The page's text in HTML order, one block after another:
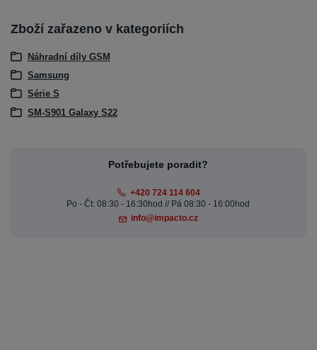
Zboží zařazeno v kategoriích
Náhradní díly GSM
Samsung
Série S
SM-S901 Galaxy S22
Potřebujete poradit?
+420 724 114 604
Po - Čt: 08:30 - 16:30hod // Pá 08:30 - 16:00hod
info@impacto.cz